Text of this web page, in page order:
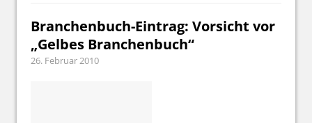
Branchenbuch-Eintrag: Vorsicht vor
„Gelbes Branchenbuch“
26. Februar 2010